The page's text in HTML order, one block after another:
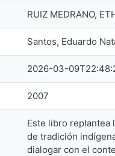
RUIZ MEDRANO,
Santos, Eduardo
2026-03-
2007
Este libro replantea
de tradición
dialogar con el